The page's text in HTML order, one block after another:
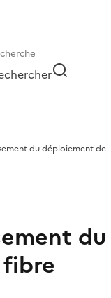
du déploiement de
du